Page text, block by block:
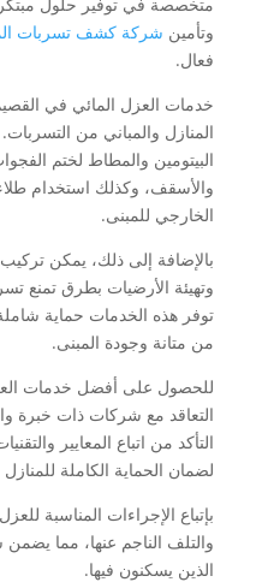
وتأمين شركة كشف تسربات
فعال.
خدمات العزل المائي في
المنازل والمباني من
البيتومين والمطاط لختم
والأسقف، وكذلك استخدام
الخارجي للمبنى.
بالإضافة إلى ذلك، يمكن
وتهيئة الأرضيات بطرق تمنع
توفر هذه الخدمات حماية
من متانة وجودة المبنى.
للحصول على أفضل خدمات
التعاقد مع شركات ذات خبرة
التأكد من اتباع المعايير
لضمان الحماية الكاملة للمنازل
بإتباع الإجراءات المناسبة
والتلف الناجم عنها، مما
الذين يسكنون فيها.